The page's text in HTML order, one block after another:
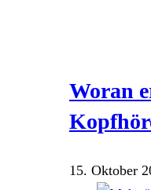
Woran
15. Oktober